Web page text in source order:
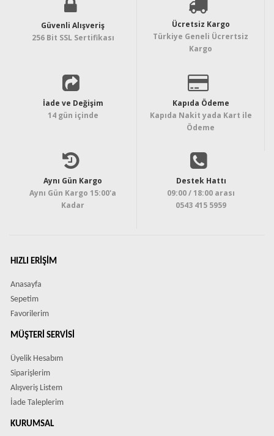
Güvenli Alışveriş
256 Bit SSL Sertifikası
Ücretsiz Kargo
Türkiye Geneli Ücrertsiz
Kargo
İade ve Değişim
14 gün içinde
Kapıda Ödeme
Kapıda Nakit yada Kart ile
Ödeme
Aynı Gün Kargo
Aynı Gün Kargo 15:00'a
Kadar
Destek Hattı
09:00 / 18:00 arası
0543 415 5959
HIZLI ERIŞIM
Anasayfa
Sepetim
Favorilerim
MÜŞTERI SERVISI
Üyelik Hesabım
Siparişlerim
Alışveriş Listem
İade Taleplerim
KURUMSAL